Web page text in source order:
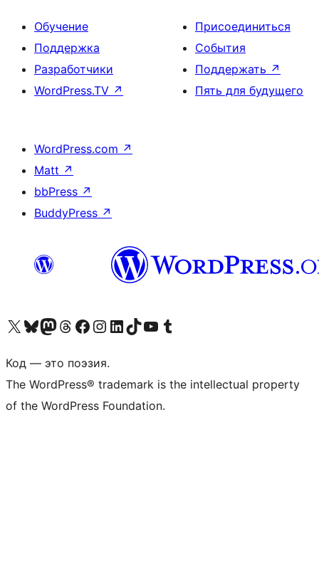
Обучение
Поддержка
Разработчики
WordPress.TV ↗
Присоединиться
События
Поддержать ↗
Пять для будущего
WordPress.com ↗
Matt ↗
bbPress ↗
BuddyPress ↗
Посетите нас в X (ранее Twitter)
Посетите нашу учётную запись в Bluesky
Посетите нашу ленту в Mastodon
Посетите нашу учётную запись в Threads
Посетите нашу страницу на Facebook
Посетите наш Instagram
Посетите нашу страницу в LinkedIn
Посетите нашу учётную запись в TikTok
Посетите наш канал YouTube
Посетите нашу учётную запись в Tumblr
Код — это поэзия.
The WordPress® trademark is the intellectual property
of the WordPress Foundation.